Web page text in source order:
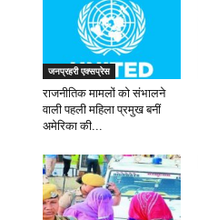
जनप्रहरी एक्सप्रेस
राजनीतिक मामलों को संभालने
वाली पहली महिला प्रमुख बनीं
अमेरिका की...